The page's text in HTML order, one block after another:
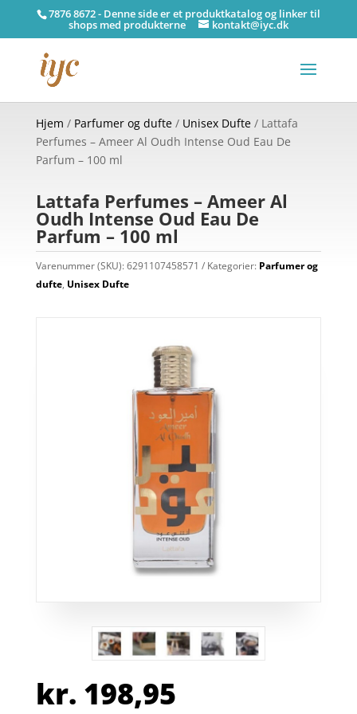
7876 8672 - Denne side er et produktkatalog og linker til
shops med produkterne kontakt@iyc.dk
Hjem / Parfumer og dufte/ Unisex Dufte/ Lattafa
Perfumes – Ameer Al Oudh Intense Oud Eau De
Parfum – 100 ml
Lattafa Perfumes – Ameer Al
Oudh Intense Oud Eau De
Parfum – 100 ml
Varenummer (SKU):6291107458571 Kategorier: Parfumer og
dufte, Unisex Dufte
kr. 198,95